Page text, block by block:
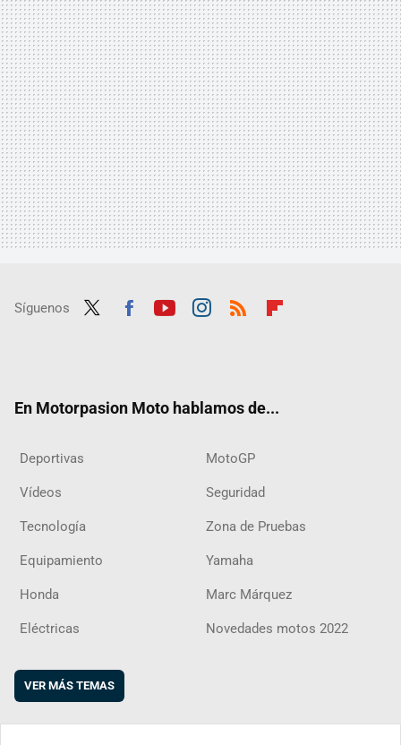
Síguenos
En Motorpasion Moto hablamos de...
Deportivas MotoGP
Vídeos Seguridad
Tecnología Zona de Pruebas
Equipamiento Yamaha
Honda Marc Márquez
Eléctricas Novedades motos 2022
VER MÁS TEMAS